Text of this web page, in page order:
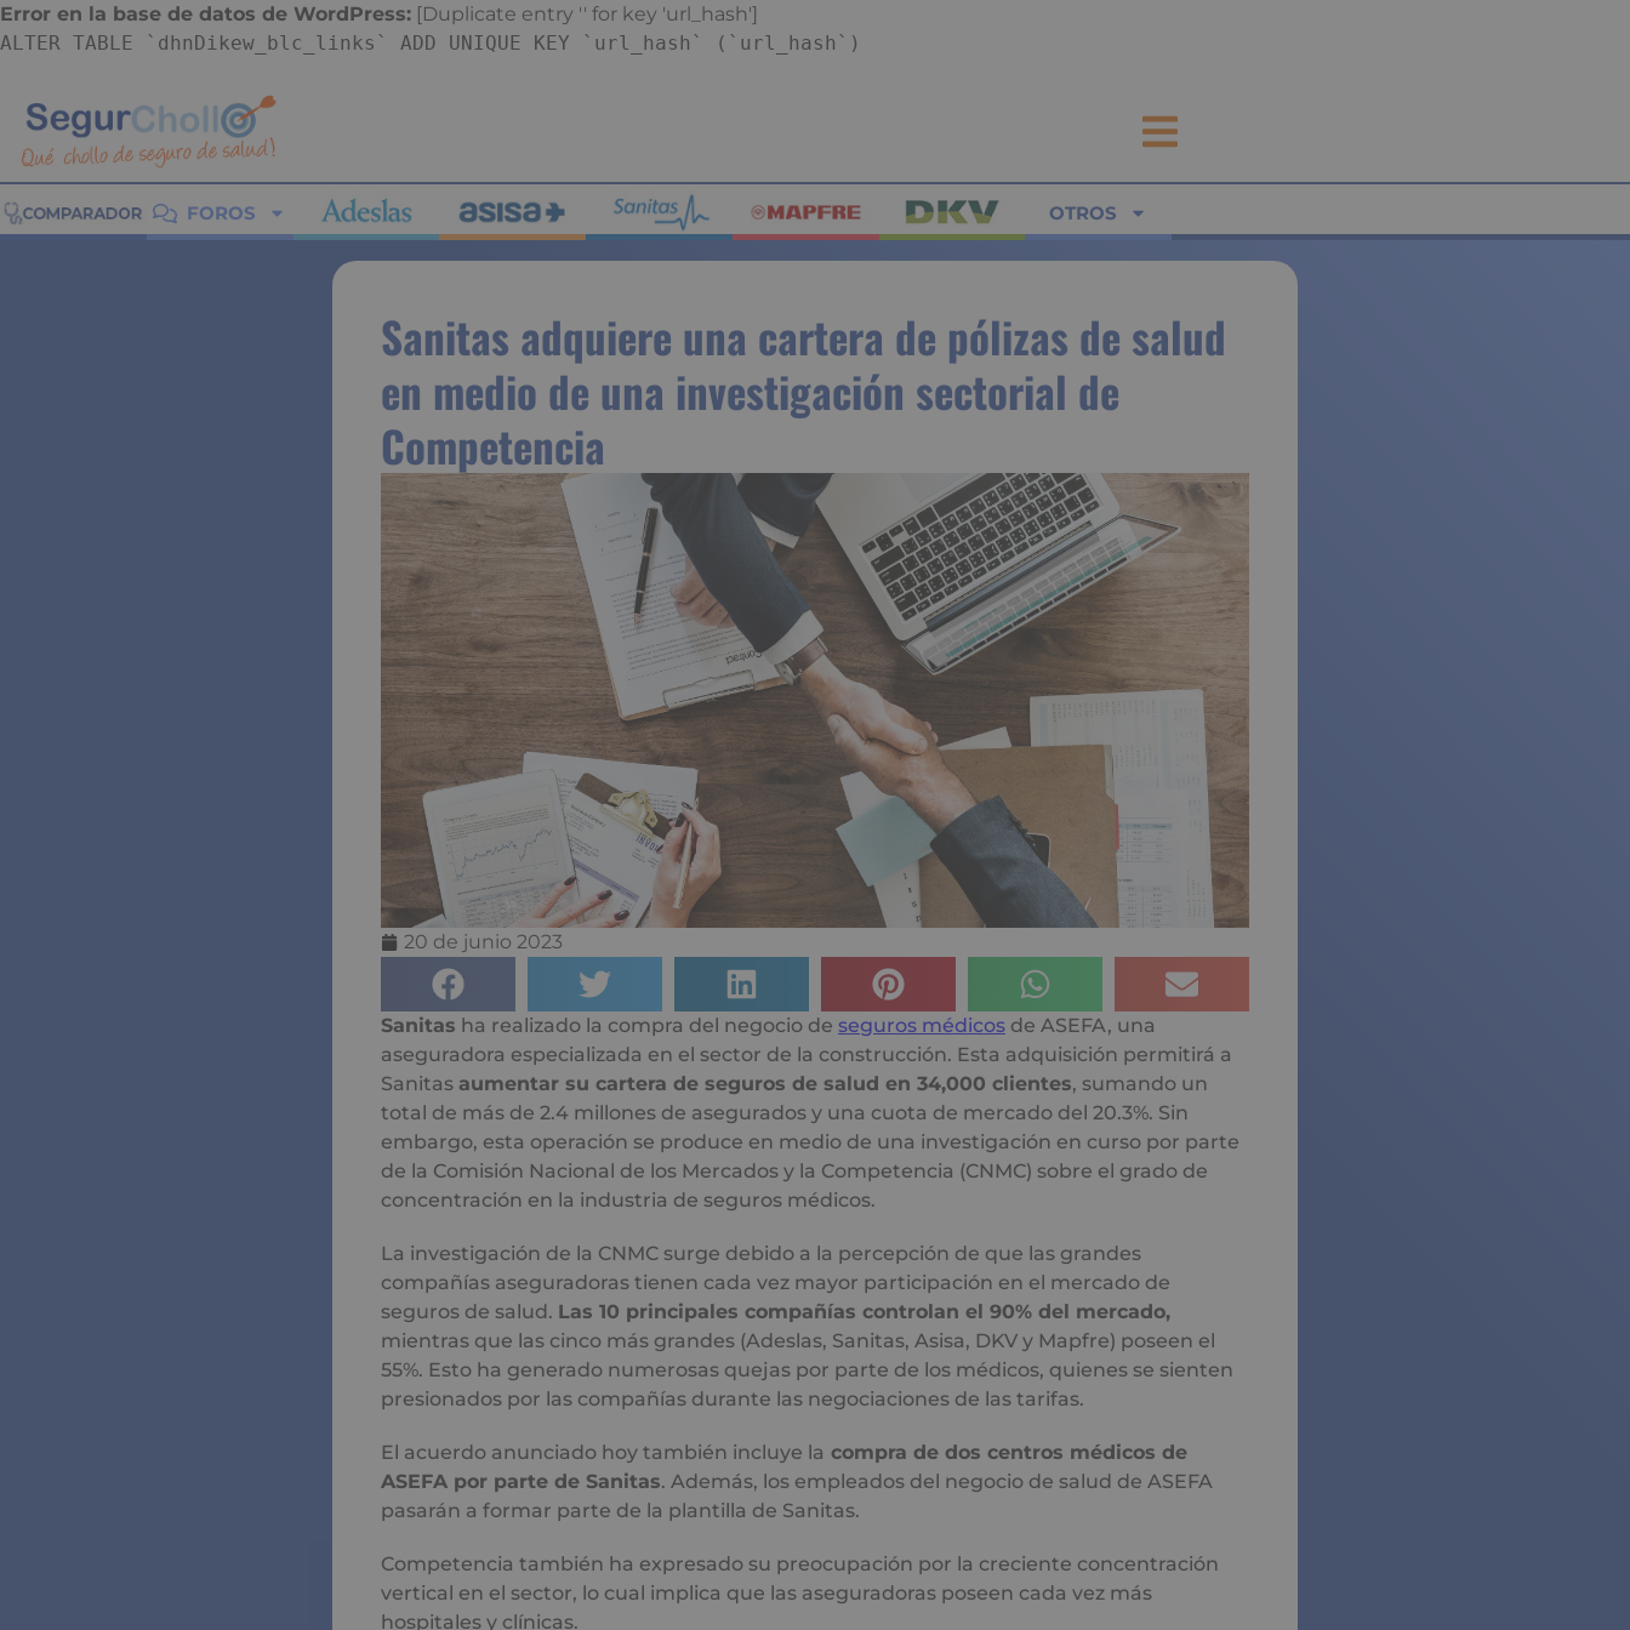
Error en la base de datos de WordPress: [Duplicate entry '' for key 'url_hash']
ALTER TABLE `dhnDikew_blc_links` ADD UNIQUE KEY `url_hash` (`url_hash`)
FOROS OTROS
Sanitas adquiere una cartera de pólizas de salud
en medio de una investigación sectorial de
Competencia
20 de junio 2023
Sanitas ha realizado la compra del negocio de seguros médicos de ASEFA, una
aseguradora especializada en el sector de la construcción. Esta adquisición permitirá a
Sanitas aumentar su cartera de seguros de salud en 34,000 clientes, sumando un
total de más de 2.4 millones de asegurados y una cuota de mercado del 20.3%. Sin
embargo, esta operación se produce en medio de una investigación en curso por parte
de la Comisión Nacional de los Mercados y la Competencia (CNMC) sobre el grado de
concentración en la industria de seguros médicos.
La investigación de la CNMC surge debido a la percepción de que las grandes
compañías aseguradoras tienen cada vez mayor participación en el mercado de
seguros de salud. Las 10 principales compañías controlan el 90% del mercado,
mientras que las cinco más grandes (Adeslas, Sanitas, Asisa, DKV y Mapfre) poseen el
55%. Esto ha generado numerosas quejas por parte de los médicos, quienes se sienten
presionados por las compañías durante las negociaciones de las tarifas.
El acuerdo anunciado hoy también incluye la compra de dos centros médicos de
ASEFA por parte de Sanitas. Además, los empleados del negocio de salud de ASEFA
pasarán a formar parte de la plantilla de Sanitas.
Competencia también ha expresado su preocupación por la creciente concentración
vertical en el sector, lo cual implica que las aseguradoras poseen cada vez más
hospitales y clínicas.